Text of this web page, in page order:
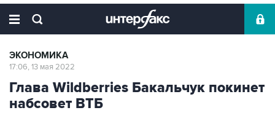
ЭКОНОМИКА
17:06, 13 мая 2022
Глава Wildberries Бакальчук покинет
набсовет ВТБ